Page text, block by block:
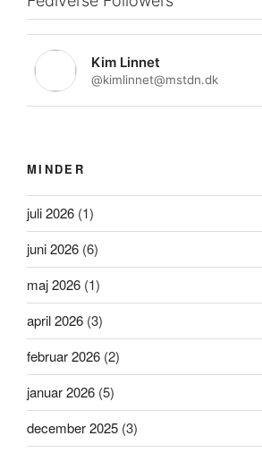
Kim Linnet
@kimlinnet@mstdn.dk
MINDER
juli 2026 (1)
juni 2026 (6)
maj 2026 (1)
april 2026 (3)
februar 2026 (2)
januar 2026 (5)
december 2025 (3)